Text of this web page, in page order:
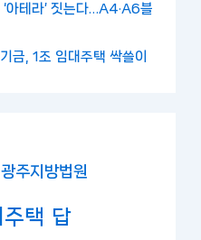
아테라’ 짓는다…A4·A6블
금, 1조 임대주택 싹쓸이
광주지방법원
택 답